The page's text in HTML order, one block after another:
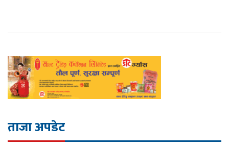
ताजा अपडेट